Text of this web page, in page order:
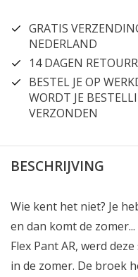
GRATIS
NEDERLAND
14 DAGEN
BESTEL JE OP
WORDT JE
VERZONDEN
BESCHRIJVING
Wie kent het niet? Je
en dan komt de
Flex Pant AR, werd
in de zomer. De broek